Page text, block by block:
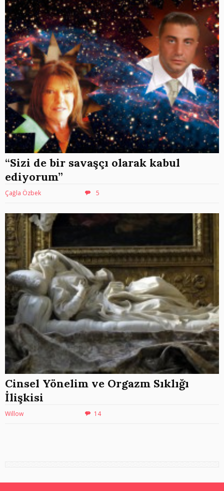
“Sizi de bir savaşçı olarak kabul
ediyorum”
Çağla Özbek 5
Cinsel Yönelim ve Orgazm Sıklığı
İlişkisi
Willow 14